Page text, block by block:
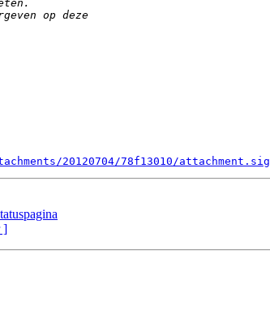
20120704/78f13010/attachment.sig
]